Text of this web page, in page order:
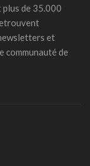
plus de 35.000
et
communauté de